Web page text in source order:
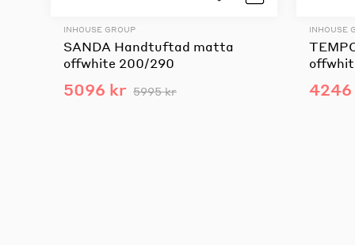
INHOUSE GROUP
SANDA Handtuftad matta
offwhite 200/290
5096 kr 5995 kr
INHOUSE